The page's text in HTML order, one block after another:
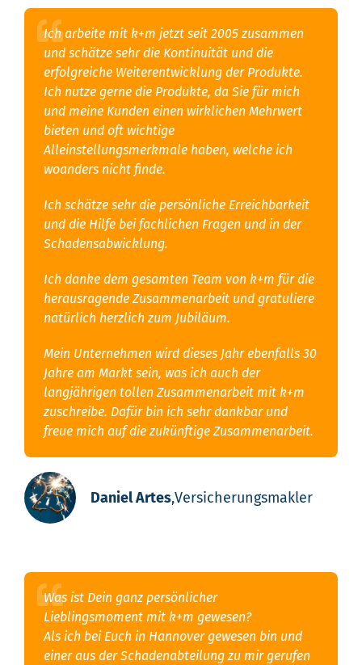
Ich arbeite mit k+m jetzt seit 2005 zusammen
und schätze sehr die Kontinuität und die
erfolgreiche Weiterentwicklung der Produkte.
Ich nutze gerne die Produkte, da Sie für mich
und meine Kunden einen wirklichen Mehrwert
bieten und oft wichtige
Alleinstellungsmerkmale haben, welche ich
woanders nicht finde.
Ich schätze sehr die persönliche Erreichbarkeit
und die Hilfe bei fachlichen Fragen und in der
Schadensabwicklung.
Ich danke dem gesamten Team von k+m für die
herausragende Zusammenarbeit und gratuliere
natürlich herzlich zum Jubiläum.
Mein Unternehmen wird dieses Jahr ebenfalls 30
Jahre am Markt sein, was ich auch der
langjährigen tollen Zusammenarbeit mit k+m
zuschreibe. Dafür bin ich sehr dankbar und
freue mich auf die zukünftige Zusammenarbeit.
Daniel Artes,Versicherungsmakler
Was ist Dein ganz persönlicher
Lieblingsmoment mit k+m gewesen?
Als ich bei Euch in Hannover gewesen bin und
einer aus der Schadenabteilung zu mir gerufen